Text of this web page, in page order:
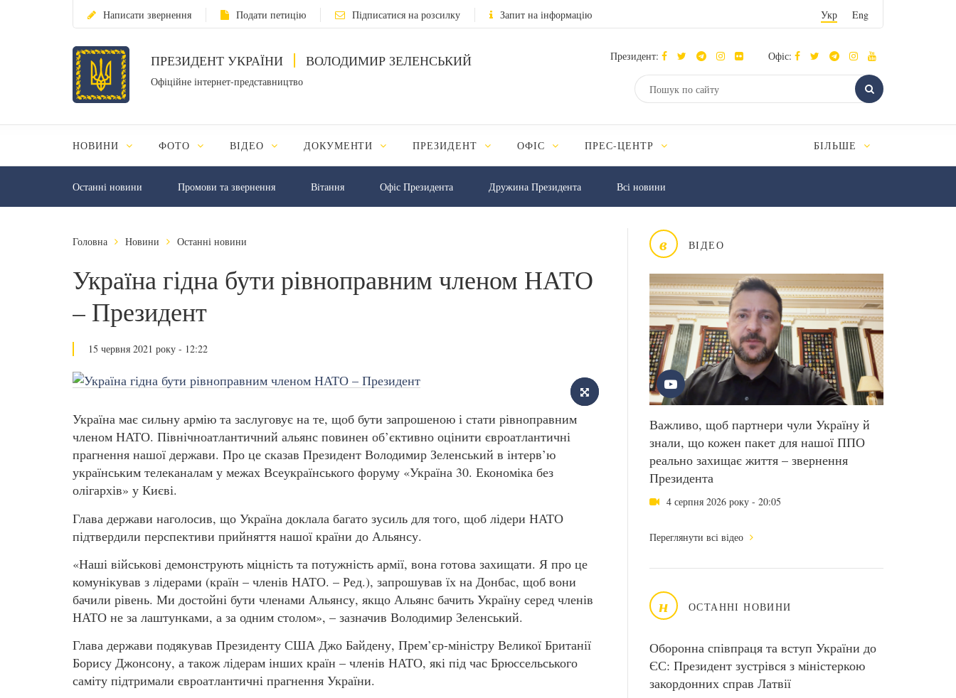
Написати звернення Подати петицію Підписатися на розсилку Запит на інформацію Укр Eng
ПРЕЗИДЕНТ УКРАЇНИ ВОЛОДИМИР ЗЕЛЕНСЬКИЙ
Офіційне інтернет-представництво
Президент: Офіс:
НОВИНИ ФОТО ВІДЕО ДОКУМЕНТИ ПРЕЗИДЕНТ ОФІС ПРЕС-ЦЕНТР БІЛЬШЕ
Останні новини Промови та звернення Вiтання Офіс Президента Дружина Президента Всі новини
в ВІДЕО
Важливо, щоб партнери чули Україну й
знали, що кожен пакет для нашої ППО
реально захищає життя – звернення
Президента
4 серпня 2026 року - 20:05
Переглянути всі відео
н ОСТАННІ НОВИНИ
Оборонна співпраця та вступ України до
ЄС: Президент зустрівся з міністеркою
закордонних справ Латвії
Головна Новини Останні новини
Україна гідна бути рівноправним членом НАТО
– Президент
15 червня 2021 року - 12:22
Україна має сильну армію та заслуговує на те, щоб бути запрошеною і стати рівноправним
членом НАТО. Північноатлантичний альянс повинен об’єктивно оцінити євроатлантичні
прагнення нашої держави. Про це сказав Президент Володимир Зеленський в інтерв’ю
українським телеканалам у межах Всеукраїнського форуму «Україна 30. Економіка без
олігархів» у Києві.
Глава держави наголосив, що Україна доклала багато зусиль для того, щоб лідери НАТО
підтвердили перспективи прийняття нашої країни до Альянсу.
«Наші військові демонструють міцність та потужність армії, вона готова захищати. Я про це
комунікував з лідерами (країн – членів НАТО. – Ред.), запрошував їх на Донбас, щоб вони
бачили рівень. Ми достойні бути членами Альянсу, якщо Альянс бачить Україну серед членів
НАТО не за лаштунками, а за одним столом», – зазначив Володимир Зеленський.
Глава держави подякував Президенту США Джо Байдену, Прем’єр-міністру Великої Британії
Борису Джонсону, а також лідерам інших країн – членів НАТО, які під час Брюссельського
саміту підтримали євроатлантичні прагнення України.